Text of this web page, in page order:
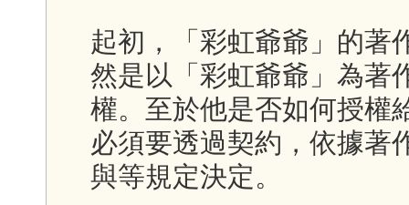
起初，「彩虹爺爺」的著
然是以「彩虹爺爺」為著
權。至於他是否如何授權
必須要透過契約，依據著
與等規定決定。